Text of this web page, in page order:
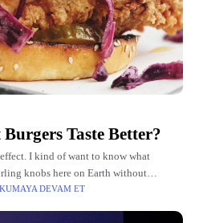
Taste Better?
I kind of want to know what
knobs here on Earth without
onceDEVAM ET